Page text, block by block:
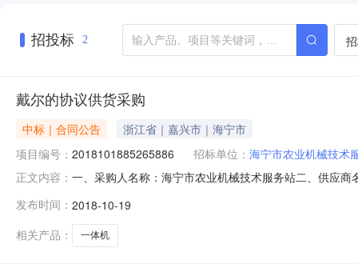
招投标 2
戴尔的协议供货采购
中标｜合同公告
浙江省｜嘉兴市｜海宁市
项目编号： 2018101885265886 招标单位： 海宁市农业机械技术
正文内容： 一、采购人名称：海宁市农业机械技术服务站二、供应
务要求或标的基本概况：七、其它事项：八、联系方式1
发布时间： 2018-10-19
相关产品：
一体机